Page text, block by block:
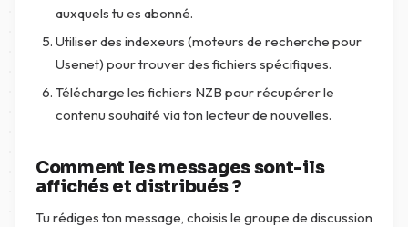
auxquels tu es abonné.
Utiliser des indexeurs (moteurs de recherche pour
Usenet) pour trouver des fichiers spécifiques.
Télécharge les fichiers NZB pour récupérer le
contenu souhaité via ton lecteur de nouvelles.
Comment les messages sont-ils
affichés et distribués ?
Tu rédiges ton message, choisis le groupe de discussion